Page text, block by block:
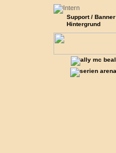
Support / Banner
Hintergrund